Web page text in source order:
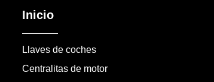
Inicio
Llaves de coches
Centralitas de motor